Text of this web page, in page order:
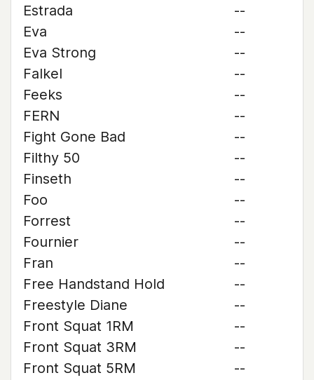
Estrada
--
Eva
--
Eva Strong
--
Falkel
--
Feeks
--
FERN
--
Fight Gone Bad
--
Filthy 50
--
Finseth
--
Foo
--
Forrest
--
Fournier
--
Fran
--
Free Handstand Hold
--
Freestyle Diane
--
Front Squat 1RM
--
Front Squat 3RM
--
Front Squat 5RM
--